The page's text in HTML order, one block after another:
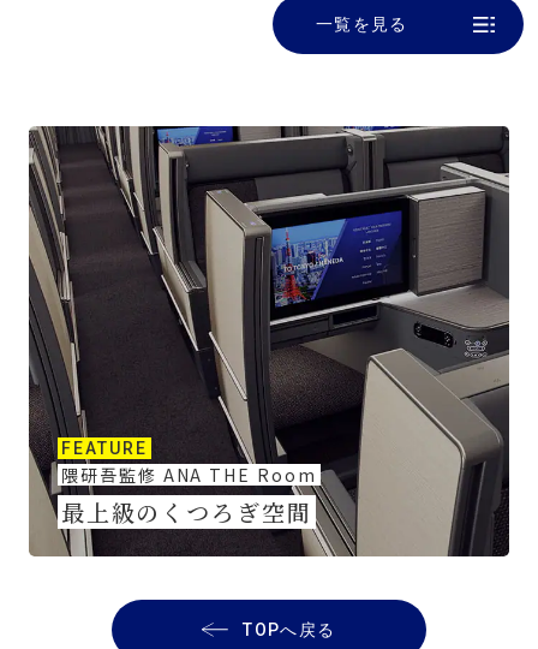
一覧を見る
FEATURE
隈研吾監修 ANA THE Room
最上級のくつろぎ空間
TOPへ戻る